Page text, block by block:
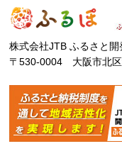
株式会社JTB ふるさと開
〒530-0004 大阪市北